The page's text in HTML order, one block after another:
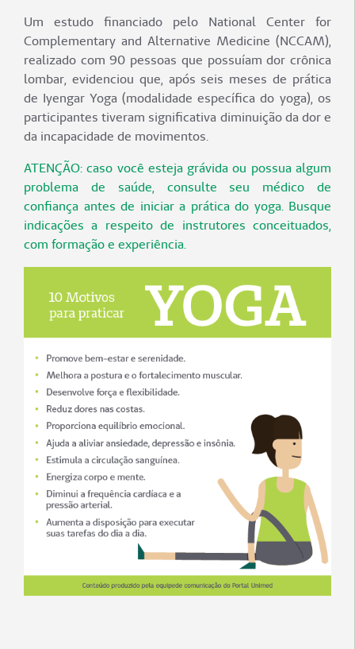
Um estudo financiado pelo National Center for
Complementary and Alternative Medicine (NCCAM),
realizado com 90 pessoas que possuíam dor crônica
lombar, evidenciou que, após seis meses de prática
de Iyengar Yoga (modalidade específica do yoga), os
participantes tiveram significativa diminuição da dor e
da incapacidade de movimentos.
ATENÇÃO: caso você esteja grávida ou possua algum
problema de saúde, consulte seu médico de
confiança antes de iniciar a prática do yoga. Busque
indicações a respeito de instrutores conceituados,
com formação e experiência.